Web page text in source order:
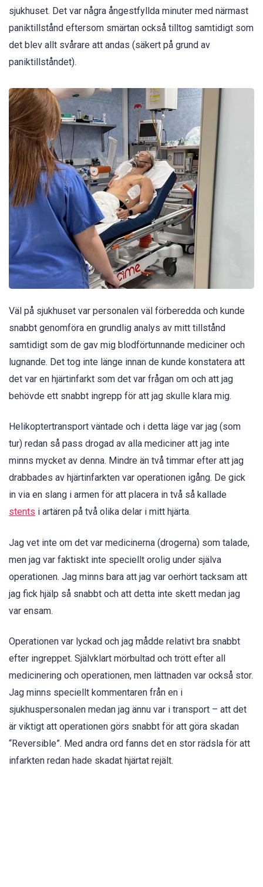
sjukhuset. Det var några ångestfyllda minuter med närmast
paniktillstånd eftersom smärtan också tilltog samtidigt som
det blev allt svårare att andas (säkert på grund av
paniktillståndet).
Väl på sjukhuset var personalen väl förberedda och kunde
snabbt genomföra en grundlig analys av mitt tillstånd
samtidigt som de gav mig blodförtunnande mediciner och
lugnande. Det tog inte länge innan de kunde konstatera att
det var en hjärtinfarkt som det var frågan om och att jag
behövde ett snabbt ingrepp för att jag skulle klara mig.
Helikoptertransport väntade och i detta läge var jag (som
tur) redan så pass drogad av alla mediciner att jag inte
minns mycket av denna. Mindre än två timmar efter att jag
drabbades av hjärtinfarkten var operationen igång. De gick
in via en slang i armen för att placera in två så kallade
stents i artären på två olika delar i mitt hjärta.
Jag vet inte om det var medicinerna (drogerna) som talade,
men jag var faktiskt inte speciellt orolig under själva
operationen. Jag minns bara att jag var oerhört tacksam att
jag fick hjälp så snabbt och att detta inte skett medan jag
var ensam.
Operationen var lyckad och jag mådde relativt bra snabbt
efter ingreppet. Självklart mörbultad och trött efter all
medicinering och operationen, men lättnaden var också stor.
Jag minns speciellt kommentaren från en i
sjukhuspersonalen medan jag ännu var i transport – att det
är viktigt att operationen görs snabbt för att göra skadan
“Reversible”. Med andra ord fanns det en stor rädsla för att
infarkten redan hade skadat hjärtat rejält.